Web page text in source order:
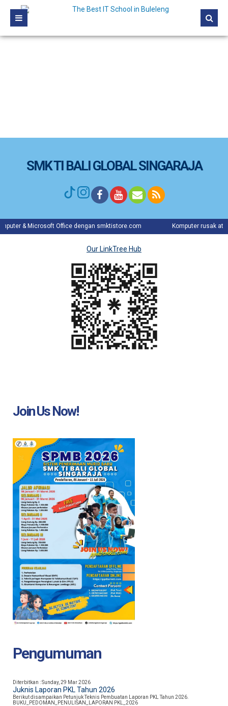
SMK TI BALI GLOBAL SINGARAJA
Office dengan smktistore.com Komputer rusak atau lambat? ayo
Our LinkTree Hub
Join Us Now!
Pengumuman
Diterbitkan :Sunday, 29 Mar 2026
Juknis Laporan PKL Tahun 2026
Berikut disampaikan Petunjuk Teknis Pembuatan Laporan PKL Tahun 2026.
BUKU_PEDOMAN_PENULISAN_LAPORAN PKL_2026